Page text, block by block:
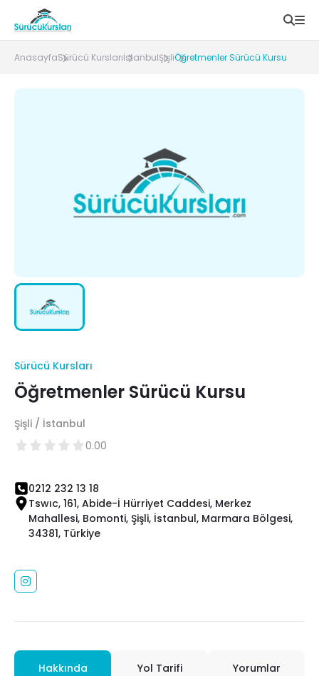
AnasayfaSürücü KurslarıİstanbulŞişliÖğretmenler Sürücü Kursu
Sürücü Kursları
Öğretmenler Sürücü Kursu
Şişli / İstanbul
0.00
0212 232 13 18
Tswıc, 161, Abide-İ Hürriyet Caddesi, Merkez
Mahallesi, Bomonti, Şişli, İstanbul, Marmara Bölgesi,
34381, Türkiye
Hakkında Yol Tarifi Yorumlar